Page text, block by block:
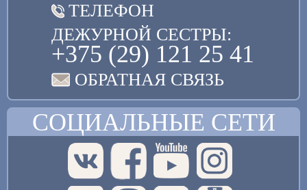
ТЕЛЕФОН
ДЕЖУРНОЙ СЕСТРЫ:
+375 (29) 121 25 41
ОБРАТНАЯ СВЯЗЬ
СОЦИАЛЬНЫЕ СЕТИ